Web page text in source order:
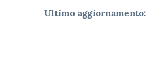
Ultimo aggiornamento: